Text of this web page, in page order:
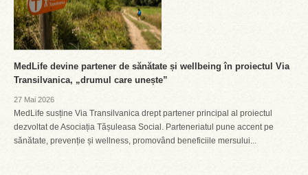
MedLife devine partener de sănătate și wellbeing în proiectul Via
Transilvanica, „drumul care unește”
27 Mai 2026
MedLife susține Via Transilvanica drept partener principal al proiectul
dezvoltat de Asociația Tășuleasa Social. Parteneriatul pune accent pe
sănătate, prevenție și wellness, promovând beneficiile mersului...